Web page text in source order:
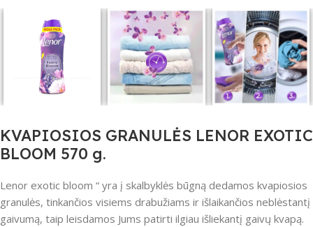
KVAPIOSIOS GRANULĖS LENOR EXOTIC
BLOOM 570 g.
Lenor exotic bloom “ yra į skalbyklės būgną dedamos kvapiosios
granulės, tinkančios visiems drabužiams ir išlaikančios neblėstantį
gaivumą, taip leisdamos Jums patirti ilgiau išliekantį gaivų kvapą.